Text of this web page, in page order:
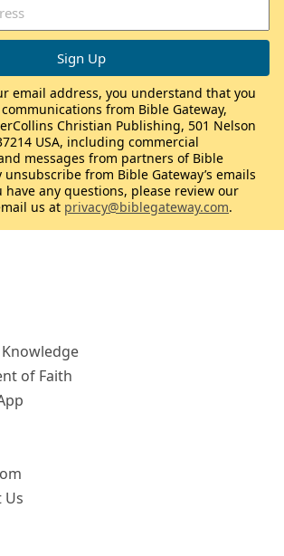
of Faith
Us
email address, you understand that you
from Bible Gateway,
Christian Publishing, 501 Nelson
USA, including commercial
messages from partners of Bible
unsubscribe from Bible Gateway’s emails
have any questions, please review our
us at privacy@biblegateway.com.